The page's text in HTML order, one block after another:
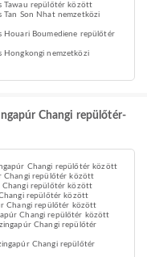
Tawau repülőtér között
Tan Son Nhat nemzetközi
Houari Boumediene repülőtér
Hongkongi nemzetközi
Changi repülőtér-
Changi repülőtér között
Changi repülőtér között
Changi repülőtér között
repülőtér között
Changi repülőtér között
Changi repülőtér között
Changi repülőtér
Changi repülőtér